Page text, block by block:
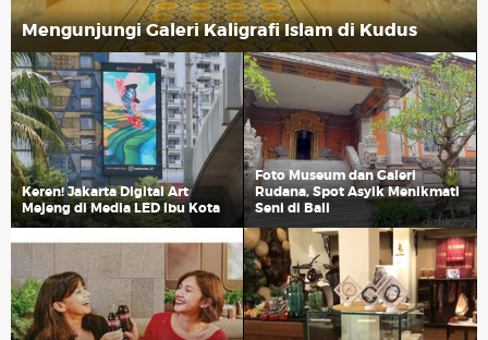
Mengunjungi Galeri Kaligrafi Islam di Kudus
Keren! Jakarta Digital Art
Mejeng di Media LED Ibu Kota
Foto Museum dan Galeri
Rudana, Spot Asyik Menikmati
Seni di Bali